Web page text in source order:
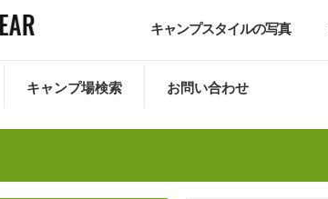
キャンプスタイルの写真
キャンプ場検索 お問い合わせ